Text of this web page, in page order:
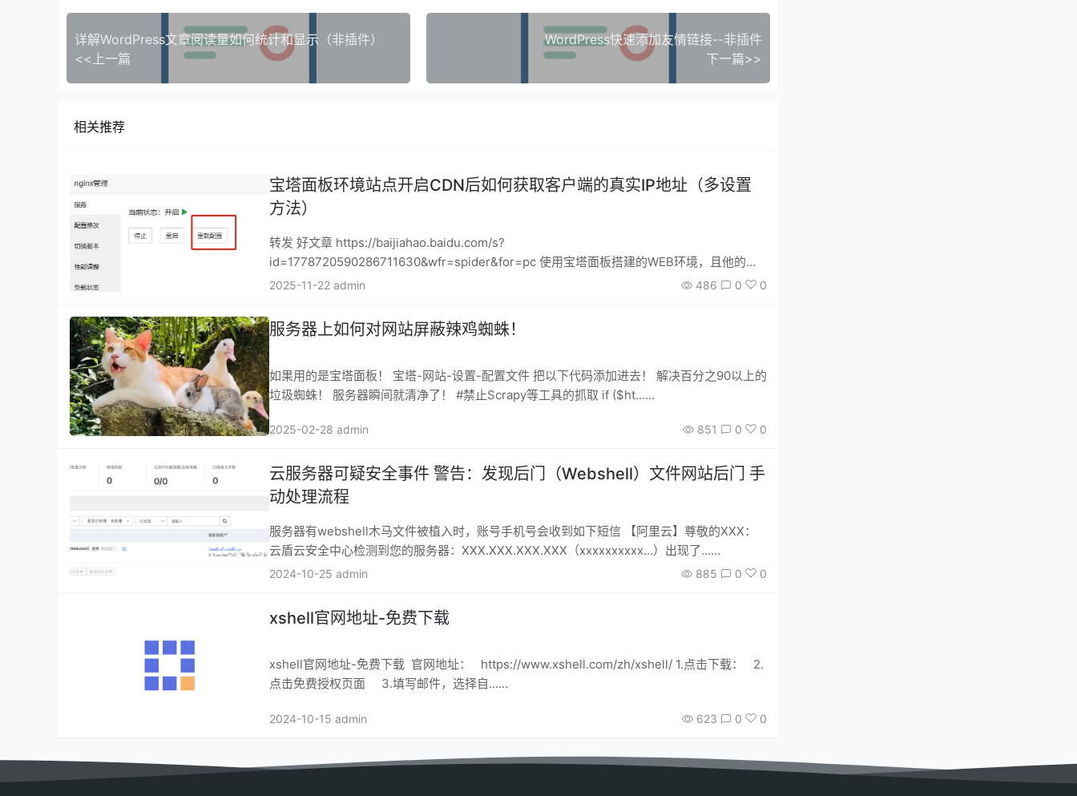
详解WordPress文章阅读量如何统计和显示（非插件）
<<上一篇
WordPress快速添加友情链接--非插件
下一篇>>
相关推荐
宝塔面板环境站点开启CDN后如何获取客户端的真实IP地址（多设置
方法）
转发 好文章 https://baijiahao.baidu.com/s?
id=1778720590286711630&wfr=spider&for=pc 使用宝塔面板搭建的WEB环境，且他的网
站有开启和使用CDN加速，但是在……
2025-11-22 admin 486 0 0
服务器上如何对网站屏蔽辣鸡蜘蛛！
如果用的是宝塔面板！ 宝塔-网站-设置-配置文件 把以下代码添加进去！ 解决百分之90以上的
垃圾蜘蛛！ 服务器瞬间就清净了！ #禁止Scrapy等工具的抓取 if ($ht……
2025-02-28 admin 851 0 0
云服务器可疑安全事件 警告：发现后门（Webshell）文件网站后门 手
动处理流程
服务器有webshell木马文件被植入时，账号手机号会收到如下短信 【阿里云】尊敬的XXX：
云盾云安全中心检测到您的服务器：XXX.XXX.XXX.XXX（xxxxxxxxxx…）出现了……
2024-10-25 admin 885 0 0
xshell官网地址-免费下载
xshell官网地址-免费下载 官网地址： https://www.xshell.com/zh/xshell/ 1.点击下载： 2.
点击免费授权页面 3.填写邮件，选择自……
2024-10-15 admin 623 0 0